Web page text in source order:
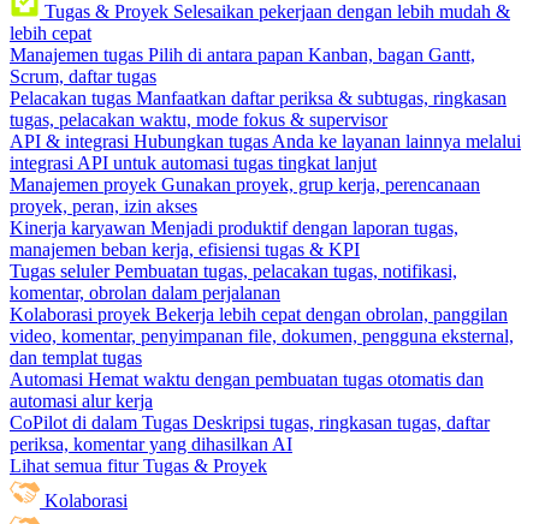
Tugas & Proyek Selesaikan pekerjaan dengan lebih mudah &
lebih cepat
Manajemen tugas Pilih di antara papan Kanban, bagan Gantt,
Scrum, daftar tugas
Pelacakan tugas Manfaatkan daftar periksa & subtugas, ringkasan
tugas, pelacakan waktu, mode fokus & supervisor
API & integrasi Hubungkan tugas Anda ke layanan lainnya melalui
integrasi API untuk automasi tugas tingkat lanjut
Manajemen proyek Gunakan proyek, grup kerja, perencanaan
proyek, peran, izin akses
Kinerja karyawan Menjadi produktif dengan laporan tugas,
manajemen beban kerja, efisiensi tugas & KPI
Tugas seluler Pembuatan tugas, pelacakan tugas, notifikasi,
komentar, obrolan dalam perjalanan
Kolaborasi proyek Bekerja lebih cepat dengan obrolan, panggilan
video, komentar, penyimpanan file, dokumen, pengguna eksternal,
dan templat tugas
Automasi Hemat waktu dengan pembuatan tugas otomatis dan
automasi alur kerja
CoPilot di dalam Tugas Deskripsi tugas, ringkasan tugas, daftar
periksa, komentar yang dihasilkan AI
Lihat semua fitur Tugas & Proyek
Kolaborasi